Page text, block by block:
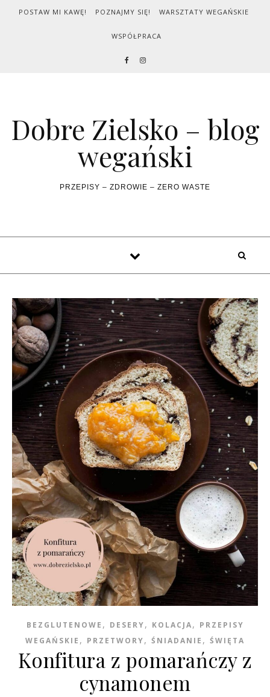
Skip to content
POSTAW MI KAWĘ! POZNAJMY SIĘ! WARSZTATY WEGAŃSKIE
WSPÓŁPRACA
Dobre Zielsko – blog
wegański
PRZEPISY – ZDROWIE – ZERO WASTE
BEZGLUTENOWE , DESERY, KOLACJA, PRZEPISY
WEGAŃSKIE , PRZETWORY, ŚNIADANIE , ŚWIĘTA
Konfitura z pomarańczy z
cynamonem